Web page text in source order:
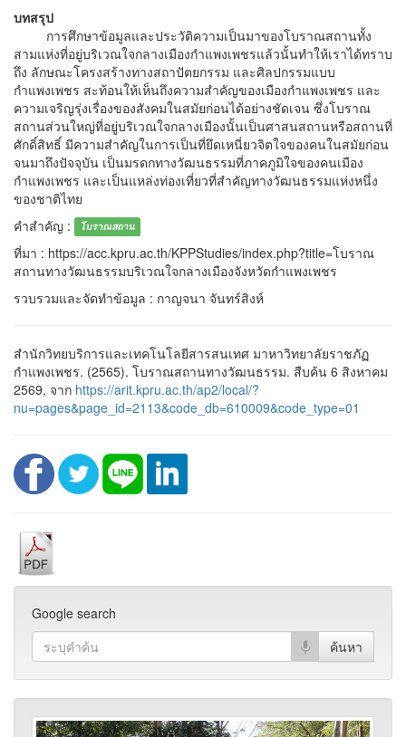
บทสรุป
การศึกษาข้อมูลและประวัติความเป็นมาของโบราณสถานทั้ง
สามแห่งที่อยู่บริเวณใจกลางเมืองกำแพงเพชรแล้วนั้นทำให้เราได้ทราบ
ถึง ลักษณะโครงสร้างทางสถาปัตยกรรม และศิลปกรรมแบบ
กำแพงเพชร สะท้อนให้เห็นถึงความสำคัญของเมืองกำแพงเพชร และ
ความเจริญรุ่งเรื่องของสังคมในสมัยก่อนได้อย่างชัดเจน ซึ่งโบราณ
สถานส่วนใหญ่ที่อยู่บริเวณใจกลางเมืองนั้นเป็นศาสนสถานหรือสถานที่
ศักดิ์สิทธิ์ มีความสำคัญในการเป็นที่ยึดเหนี่ยวจิตใจของคนในสมัยก่อน
จนมาถึงปัจจุบัน เป็นมรดกทางวัฒนธรรมที่ภาคภูมิใจของคนเมือง
กำแพงเพชร และเป็นแหล่งท่องเที่ยวที่สำคัญทางวัฒนธรรมแห่งหนึ่ง
ของชาติไทย
คำสำคัญ :
โบราณสถาน
ที่มา : https://acc.kpru.ac.th/KPPStudies/index.php?title=โบราณ
สถานทางวัฒนธรรมบริเวณใจกลางเมืองจังหวัดกำแพงเพชร
รวบรวมและจัดทำข้อมูล : กาญจนา จันทร์สิงห์
สำนักวิทยบริการและเทคโนโลยีสารสนเทศ มาหาวิทยาลัยราชภัฏ
กำแพงเพชร. (2565). โบราณสถานทางวัฒนธรรม. สืบค้น 6 สิงหาคม
2569, จาก https://arit.kpru.ac.th/ap2/local/?
nu=pages&page_id=2113&code_db=610009&code_type=01
Google search